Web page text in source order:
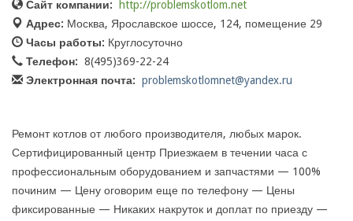
Сайт компании:
http://problemskotlom.net
Адрес: Москва, Ярославское шоссе, 124, помещение 29
Часы работы: Круглосуточно
Телефон: 8(495)369-22-24
Электронная почта: problemskotlomnet@yandex.ru
Ремонт котлов от любого производителя, любых марок.
Сертифицированный центр Приезжаем в течении часа с
профессиональным оборудованием и запчастями — 100%
починим — Цену оговорим еще по телефону — Цены
фиксированные — Никаких накруток и доплат по приезду —